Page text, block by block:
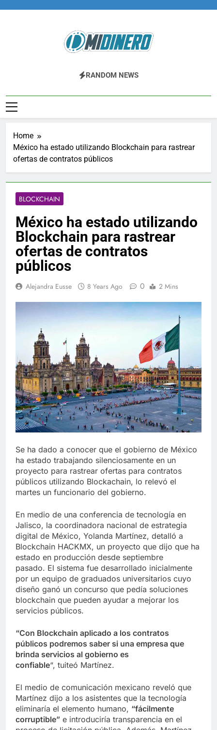
Midinero.co
Fintech, Criptomonedas
RANDOM NEWS
Home
México ha estado utilizando Blockchain para rastrear
ofertas de contratos públicos
BLOCKCHAIN
México ha estado utilizando
Blockchain para rastrear
ofertas de contratos
públicos
Alejandra Eusse 8 Years Ago 0 2 Mins
Se ha dado a conocer que el gobierno de México
ha estado trabajando silenciosamente en un
proyecto para rastrear ofertas para contratos
públicos utilizando Blockachain, lo relevó el
martes un funcionario del gobierno.
En medio de una conferencia de tecnología en
Jalisco, la coordinadora nacional de estrategia
digital de México, Yolanda Martínez, detalló a
Blockchain HACKMX, un proyecto que dijo que ha
estado en producción desde septiembre
pasado. El sistema fue desarrollado inicialmente
por un equipo de graduados universitarios cuyo
diseño ganó un concurso que pedía soluciones
blockchain que pueden ayudar a mejorar los
servicios públicos.
“Con Blockchain aplicado a los contratos
públicos podremos saber si una empresa que
brinda servicios al gobierno es
confiable“, tuiteó Martínez.
El medio de comunicación mexicano reveló que
Martínez dijo a los asistentes que la tecnología
eliminaría el elemento humano, “fácilmente
corruptible” e introduciría transparencia en el